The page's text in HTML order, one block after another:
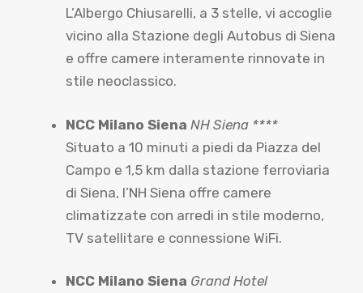
L’Albergo Chiusarelli, a 3 stelle, vi accoglie
vicino alla Stazione degli Autobus di Siena
e offre camere interamente rinnovate in
stile neoclassico.
NCC Milano Siena NH Siena ****
Situato a 10 minuti a piedi da Piazza del
Campo e 1,5 km dalla stazione ferroviaria
di Siena, l’NH Siena offre camere
climatizzate con arredi in stile moderno,
TV satellitare e connessione WiFi.
NCC Milano Siena Grand Hotel